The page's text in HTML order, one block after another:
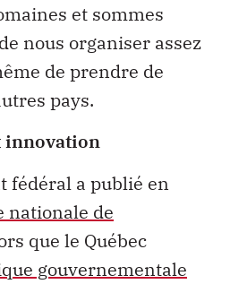
et sommes
nous organiser assez
de prendre de
pays.
innovation
fédéral a publié en
nationale de
que le Québec
gouvernementale